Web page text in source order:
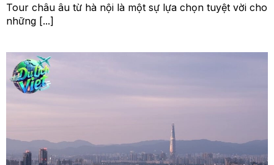
Tour châu âu từ hà nội là một sự lựa chọn tuyệt vời cho
những [...]